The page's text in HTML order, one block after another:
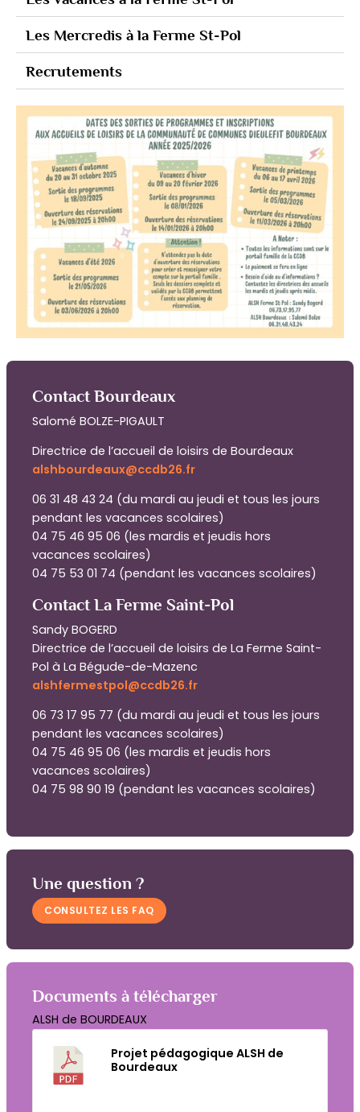
Les Mercredis à la Ferme St-Pol
Recrutements
Contact Bourdeaux
Salomé BOLZE-PIGAULT
Directrice de l’accueil de loisirs de Bourdeaux
alshbourdeaux@ccdb26.fr
06 31 48 43 24 (du mardi au jeudi et tous les jours
pendant les vacances scolaires)
04 75 46 95 06 (les mardis et jeudis hors
vacances scolaires)
04 75 53 01 74 (pendant les vacances scolaires)
Contact La Ferme Saint-Pol
Sandy BOGERD
Directrice de l’accueil de loisirs de La Ferme Saint-
Pol à La Bégude-de-Mazenc
alshfermestpol@ccdb26.fr
06 73 17 95 77 (du mardi au jeudi et tous les jours
pendant les vacances scolaires)
04 75 46 95 06 (les mardis et jeudis hors
vacances scolaires)
04 75 98 90 19 (pendant les vacances scolaires)
Une question ?
CONSULTEZ LES FAQ
Documents à télécharger
ALSH de BOURDEAUX
Projet pédagogique ALSH de
Bourdeaux